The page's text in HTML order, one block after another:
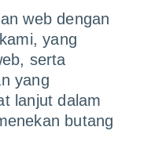
web dengan
yang
serta
yang
lanjut dalam
butang
Brazil
tempo.com
Republik
tameteo.com
Panama